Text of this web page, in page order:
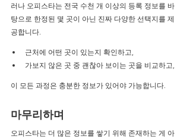
러나 오피스타는 전국 수천 개 이상의 등록 정보를 바
탕으로 한정된 몇 곳이 아닌 진짜 다양한 선택지를 제
공합니다.
근처에 어떤 곳이 있는지 확인하고,
가보지 않은 곳 중 괜찮아 보이는 곳을 비교하고,
이 모든 과정은 충분한 정보가 있어야 가능합니다.
마무리하며
오피스타는 더 많은 정보를 쌓기 위해 존재하는 게 아